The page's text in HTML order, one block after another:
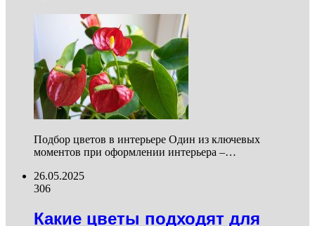
Подбор цветов в интерьере Один из ключевых
моментов при оформлении интерьера –…
26.05.2025
306
Какие цветы подходят для